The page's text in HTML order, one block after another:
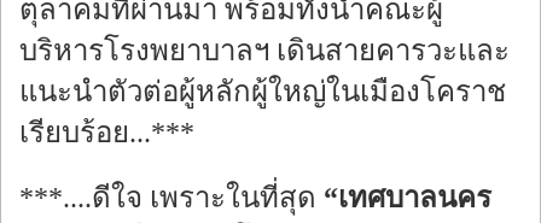
ตุลาคมที่ผ่านมา พร้อมทั้งนำคณะผู้
บริหารโรงพยาบาลฯ เดินสายคารวะและ
แนะนำตัวต่อผู้หลักผู้ใหญ่ในเมืองโคราช
เรียบร้อย...***
***....ดีใจ เพราะในที่สุด “เทศบาลนคร